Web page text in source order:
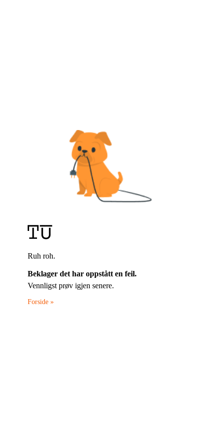
Ruh roh.
Beklager det har oppstått en feil.
Vennligst prøv igjen senere.
Forside »